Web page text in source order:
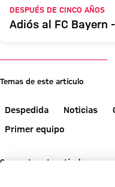
DESPUÉS DE CINCO AÑOS
Adiós al FC Bayern
Temas de este artículo
Despedida Noticias
Primer equipo
Comparte este artículo